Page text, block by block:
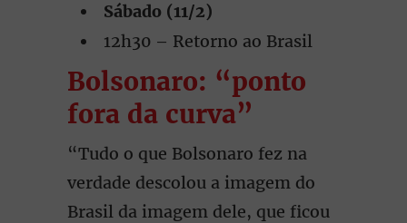
Sábado (11/2)
12h30 – Retorno ao Brasil
Bolsonaro: “ponto
fora da curva”
“Tudo o que Bolsonaro fez na
verdade descolou a imagem do
Brasil da imagem dele, que ficou